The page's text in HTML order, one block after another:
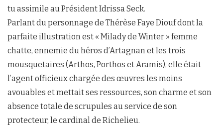
tu assimile au Président Idrissa Seck.
Parlant du personnage de Thérèse Faye Diouf dont la
parfaite illustration est « Milady de Winter » femme
chatte, ennemie du héros d’Artagnan et les trois
mousquetaires (Arthos, Porthos et Aramis), elle était
l’agent officieux chargée des œuvres les moins
avouables et mettait ses ressources, son charme et son
absence totale de scrupules au service de son
protecteur, le cardinal de Richelieu.